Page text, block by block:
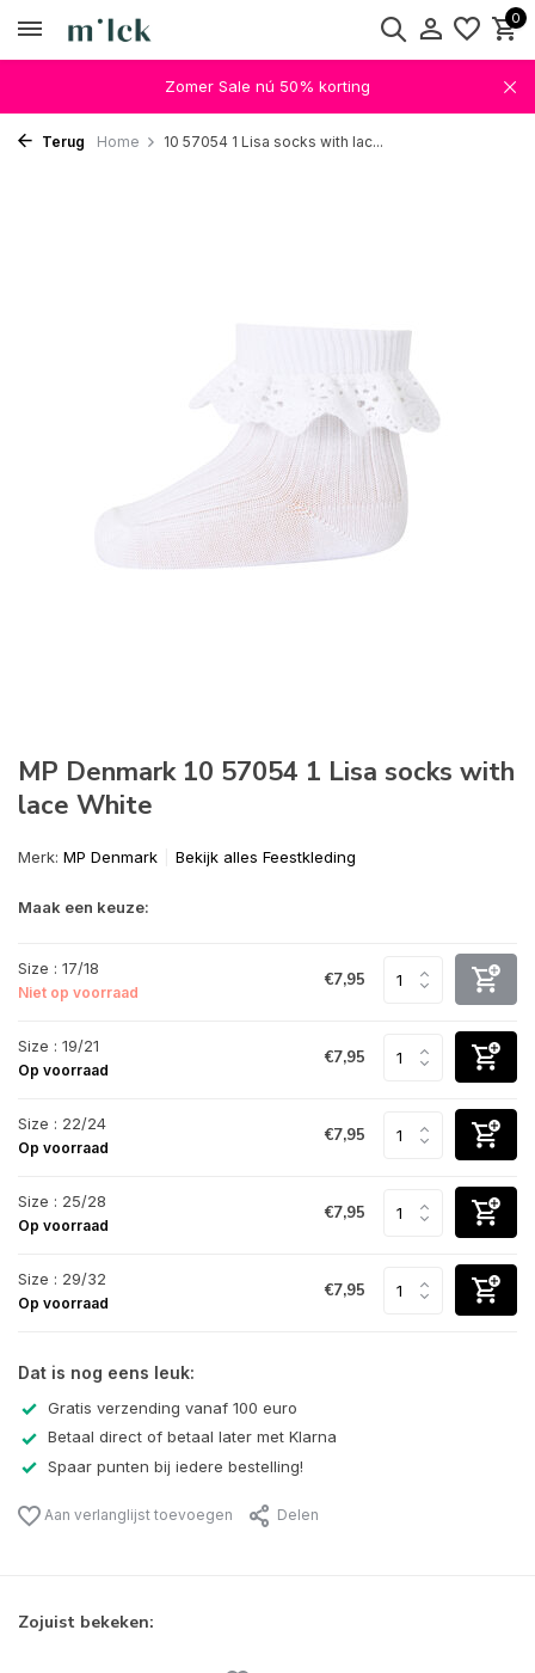
0
Zomer Sale nú 50% korting
Terug Home 10 57054 1 Lisa socks with lac...
MP Denmark 10 57054 1 Lisa socks with
lace White
Merk: MP Denmark Bekijk alles Feestkleding
Maak een keuze:
Size : 17/18
Niet op voorraad
€7,95
Size : 19/21
Op voorraad
€7,95
Size : 22/24
Op voorraad
€7,95
Size : 25/28
Op voorraad
€7,95
Size : 29/32
Op voorraad
€7,95
Dat is nog eens leuk:
Gratis verzending vanaf 100 euro
Betaal direct of betaal later met Klarna
Spaar punten bij iedere bestelling!
Aan verlanglijst toevoegen Delen
Zojuist bekeken: